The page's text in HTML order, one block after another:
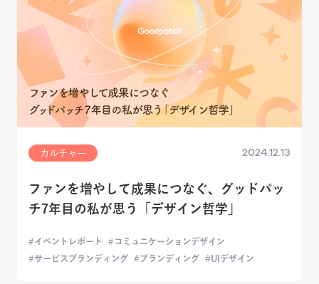
カルチャー 2024.12.13
ファンを増やして成果につなぐ、グッドパッ
チ7年目の私が思う「デザイン哲学」
イベントレポート
コミュニケーションデザイン
サービスブランディング
ブランディング UIデザイン